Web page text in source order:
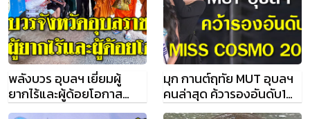
พลังบวร อุบลฯ เยี่ยมผู้
ยากไร้และผู้ด้อยโอกาส
อ.พิบูลมังสาหาร
มุก กานต์ฤทัย MUT อุบลฯ
คนล่าสุด ค้วารองอันดับ1
MISS COSMO 2024